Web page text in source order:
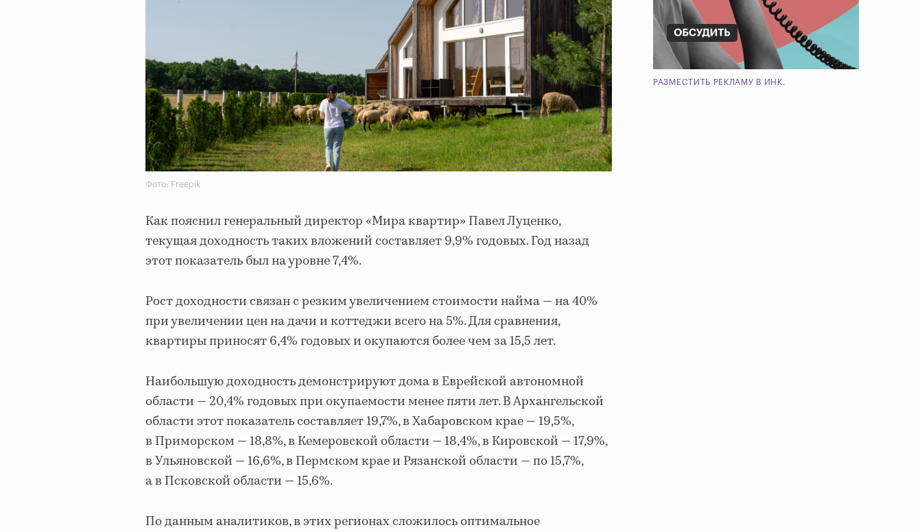
Фото: Freepik
Как пояснил генеральный директор «Мира квартир» Павел Луценко,
текущая доходность таких вложений составляет 9,9% годовых. Год назад
этот показатель был на уровне 7,4%.
Рост доходности связан с резким увеличением стоимости найма — на 40%
при увеличении цен на дачи и коттеджи всего на 5%. Для сравнения,
квартиры приносят 6,4% годовых и окупаются более чем за 15,5 лет.
Наибольшую доходность демонстрируют дома в Еврейской автономной
области — 20,4% годовых при окупаемости менее пяти лет. В Архангельской
области этот показатель составляет 19,7%, в Хабаровском крае — 19,5%,
в Приморском — 18,8%, в Кемеровской области — 18,4%, в Кировской — 17,9%,
в Ульяновской — 16,6%, в Пермском крае и Рязанской области — по 15,7%,
а в Псковской области — 15,6%.
По данным аналитиков, в этих регионах сложилось оптимальное
РАЗМЕСТИТЬ РЕКЛАМУ В ИНК.